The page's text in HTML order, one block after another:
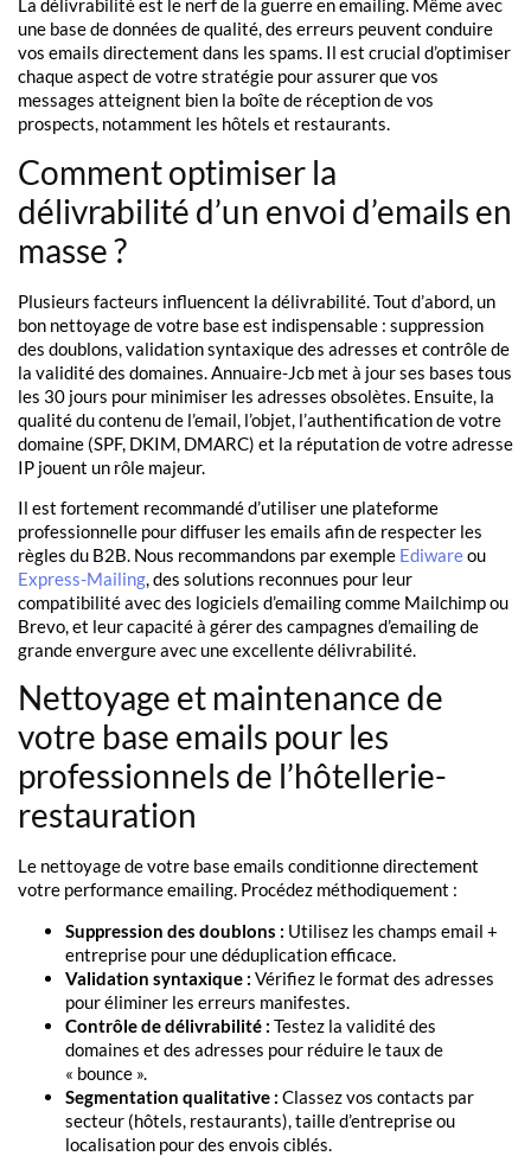
La délivrabilité est le nerf de la guerre en emailing. Même avec
une base de données de qualité, des erreurs peuvent conduire
vos emails directement dans les spams. Il est crucial d’optimiser
chaque aspect de votre stratégie pour assurer que vos
messages atteignent bien la boîte de réception de vos
prospects, notamment les hôtels et restaurants.
Comment optimiser la
délivrabilité d’un envoi d’emails en
masse ?
Plusieurs facteurs influencent la délivrabilité. Tout d’abord, un
bon nettoyage de votre base est indispensable : suppression
des doublons, validation syntaxique des adresses et contrôle de
la validité des domaines. Annuaire-Jcb met à jour ses bases tous
les 30 jours pour minimiser les adresses obsolètes. Ensuite, la
qualité du contenu de l’email, l’objet, l’authentification de votre
domaine (SPF, DKIM, DMARC) et la réputation de votre adresse
IP jouent un rôle majeur.
Il est fortement recommandé d’utiliser une plateforme
professionnelle pour diffuser les emails afin de respecter les
règles du B2B. Nous recommandons par exemple Ediwareou
Express-Mailing, des solutions reconnues pour leur
compatibilité avec des logiciels d’emailing comme Mailchimp ou
Brevo, et leur capacité à gérer des campagnes d’emailing de
grande envergure avec une excellente délivrabilité.
Nettoyage et maintenance de
votre base emails pour les
professionnels de l’hôtellerie-
restauration
Le nettoyage de votre base emails conditionne directement
votre performance emailing. Procédez méthodiquement :
Suppression des doublons : Utilisez les champs email +
entreprise pour une déduplication efficace.
Validation syntaxique : Vérifiez le format des adresses
pour éliminer les erreurs manifestes.
Contrôle de délivrabilité : Testez la validité des
domaines et des adresses pour réduire le taux de
« bounce ».
Segmentation qualitative : Classez vos contacts par
secteur (hôtels, restaurants), taille d’entreprise ou
localisation pour des envois ciblés.